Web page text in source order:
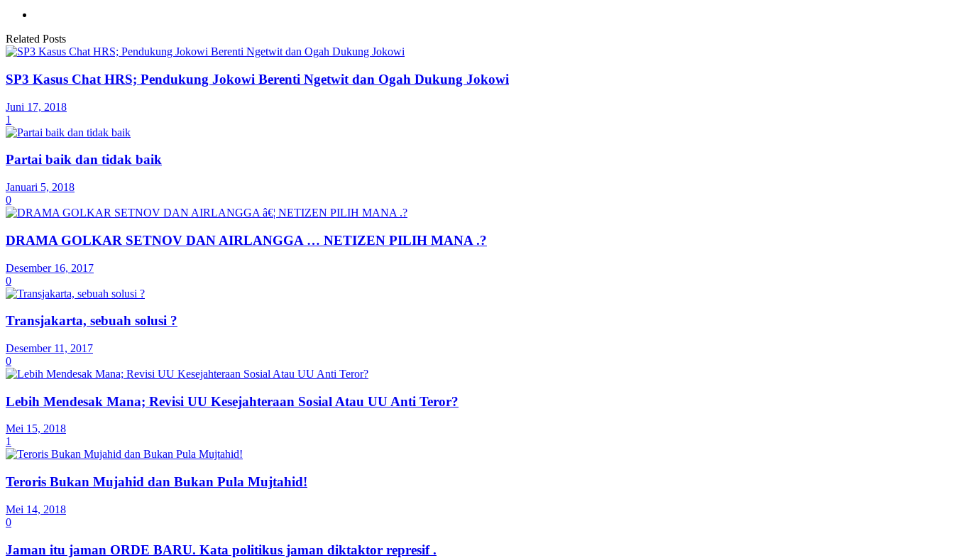
Related Posts
SP3 Kasus Chat HRS; Pendukung Jokowi Berenti Ngetwit dan Ogah Dukung Jokowi
Juni 17, 2018
1
Partai baik dan tidak baik
Januari 5, 2018
0
DRAMA GOLKAR SETNOV DAN AIRLANGGA … NETIZEN PILIH MANA .?
Desember 16, 2017
0
Transjakarta, sebuah solusi ?
Desember 11, 2017
0
Lebih Mendesak Mana; Revisi UU Kesejahteraan Sosial Atau UU Anti Teror?
Mei 15, 2018
1
Teroris Bukan Mujahid dan Bukan Pula Mujtahid!
Mei 14, 2018
0
Jaman itu jaman ORDE BARU. Kata politikus jaman diktaktor represif .